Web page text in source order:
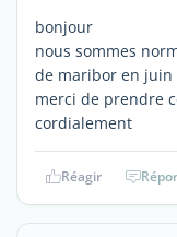
bonjour
nous sommes
de maribor en juin
merci de prendre
cordialement
Réagir